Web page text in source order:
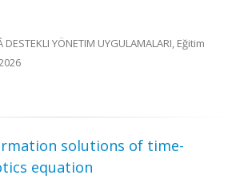
DESTEKLI YÖNETIM UYGULAMALARI, Eğitim
solutions of time-
equation